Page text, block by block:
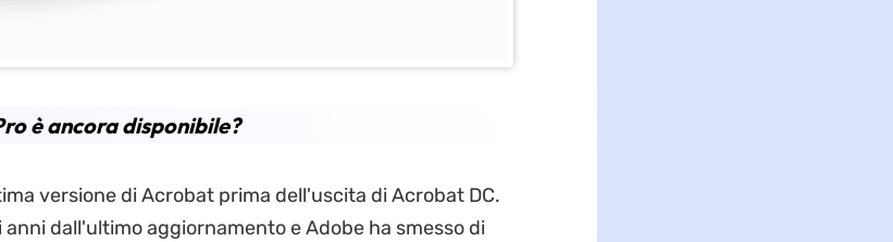
è ancora disponibile?
versione di Acrobat prima dell'uscita di Acrobat DC.
anni dall'ultimo aggiornamento e Adobe ha smesso di